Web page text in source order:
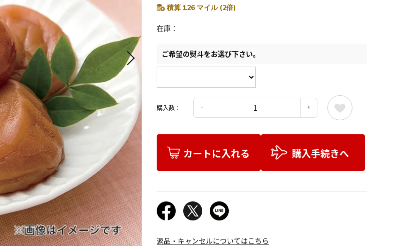
積算 126 マイル (2倍)
在庫
ご希望の熨斗をお選び下さい。
購入数：
カートに入れる 購入手続きへ
返品・キャンセルについてはこちら